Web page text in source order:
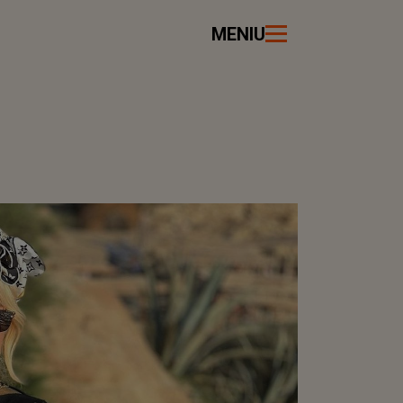
MENIU